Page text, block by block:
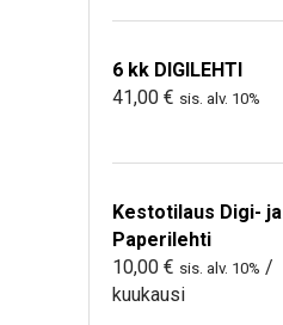
6 kk DIGILEHTI
41,00 € sis. alv. 10%
Kestotilaus Digi- ja
Paperilehti
10,00 € sis. alv. 10% /
kuukausi